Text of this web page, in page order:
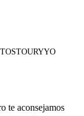
te aconsejamos